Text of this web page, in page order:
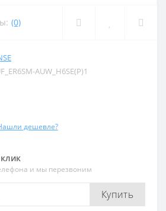
(0)
AUW_H6SE(P)1
дешевле?
и мы перезвоним
Купить